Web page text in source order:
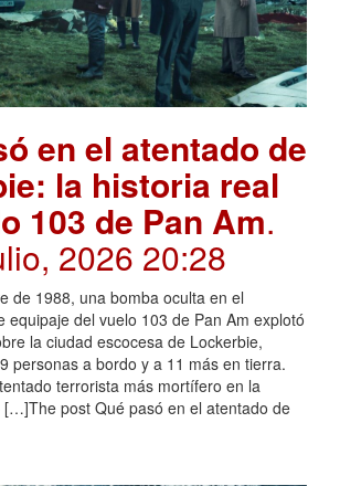
en el atentado de
la historia real
103 de Pan Am.
2026 20:28
de 1988, una bomba oculta en el
equipaje del vuelo 103 de Pan Am explotó
la ciudad escocesa de Lockerbie,
personas a bordo y a 11 más en tierra.
terrorista más mortífero en la
[…]The post Qué pasó en el atentado de